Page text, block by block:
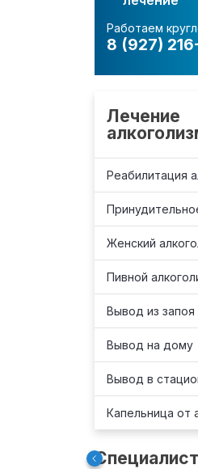
Работаем
8 (927)
Лечение
Реабилитация
Женский
Пивной
Вывод из запоя
Вывод на дому
Вывод в
Капельница от